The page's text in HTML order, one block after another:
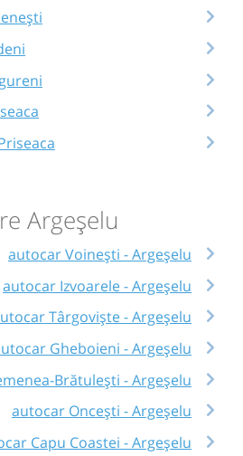
Argeșelu
autocar Voinești - Argeșelu
autocar Izvoarele - Argeșelu
Târgoviște - Argeșelu
Gheboieni - Argeșelu
Brătulești - Argeșelu
autocar Oncești - Argeșelu
Capu Coastei - Argeșelu